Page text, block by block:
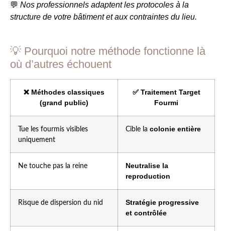
💬 Nos professionnels adaptent les protocoles à la
structure de votre bâtiment et aux contraintes du lieu.
💡 Pourquoi notre méthode fonctionne là
où d’autres échouent
❌ Méthodes classiques
(grand public)
✅ Traitement Target
Fourmi
Tue les fourmis visibles
uniquement
Cible la colonie entière
Ne touche pas la reine
Neutralise la
reproduction
Risque de dispersion du nid
Stratégie progressive
et contrôlée